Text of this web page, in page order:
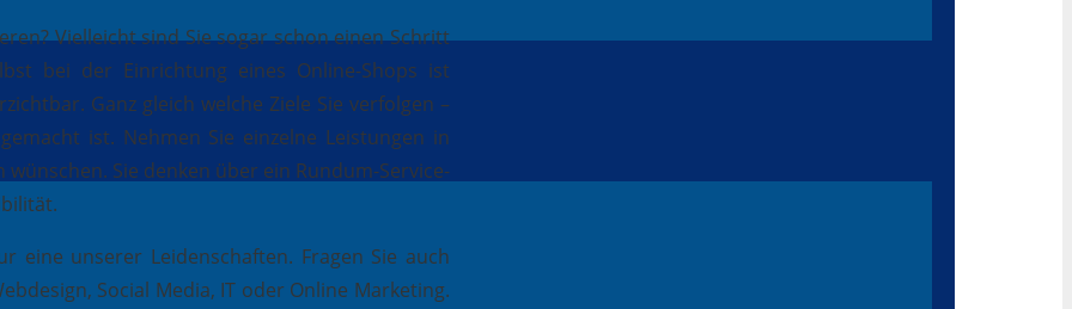
Vielleicht sind Sie sogar schon einen Schritt
bei der Einrichtung eines Online-Shops ist
Ganz gleich welche Ziele Sie verfolgen –
ist. Nehmen Sie einzelne Leistungen in
Sie denken über ein Rundum-Service-
eine unserer Leidenschaften. Fragen Sie auch
Social Media, IT oder Online Marketing.